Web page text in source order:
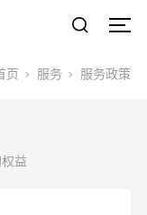
页 服务 服务政策
益